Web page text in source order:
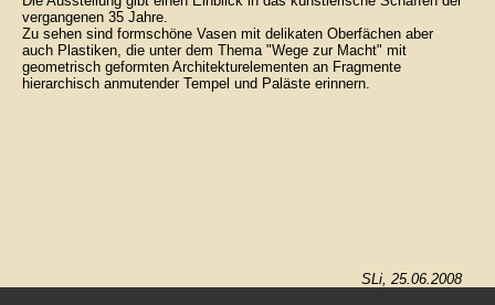
vergangenen 35 Jahre.
Zu sehen sind formschöne Vasen mit delikaten Oberfächen aber
auch Plastiken, die unter dem Thema "Wege zur Macht" mit
geometrisch geformten Architekturelementen an Fragmente
hierarchisch anmutender Tempel und Paläste erinnern.
SLi, 25.06.2008